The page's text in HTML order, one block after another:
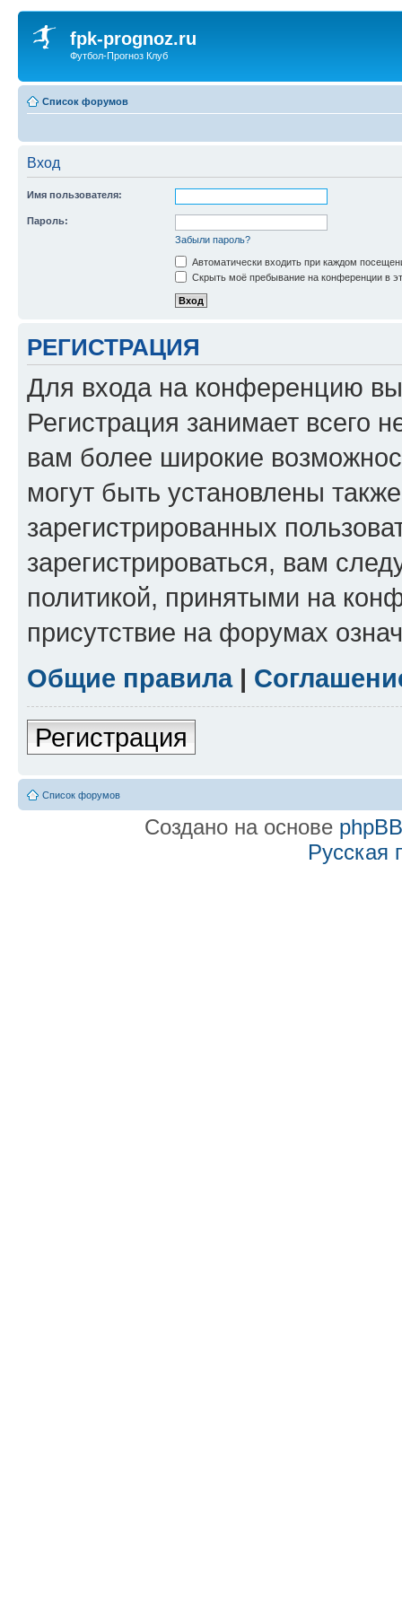
fpk-prognoz.ru
Футбол-Прогноз Клуб
Список форумов
Вход
Имя пользователя:
Пароль:
Забыли пароль?
Автоматически входить при каждом
Скрыть моё пребывание на конференции в
РЕГИСТРАЦИЯ
Для входа на конференцию
Регистрация занимает всего
вам более широкие
могут быть установлены
зарегистрированных
зарегистрироваться, вам
политикой, принятыми на
присутствие на форумах
Общие правила|
Регистрация
Список форумов
Создано на основе phpBB
Русская